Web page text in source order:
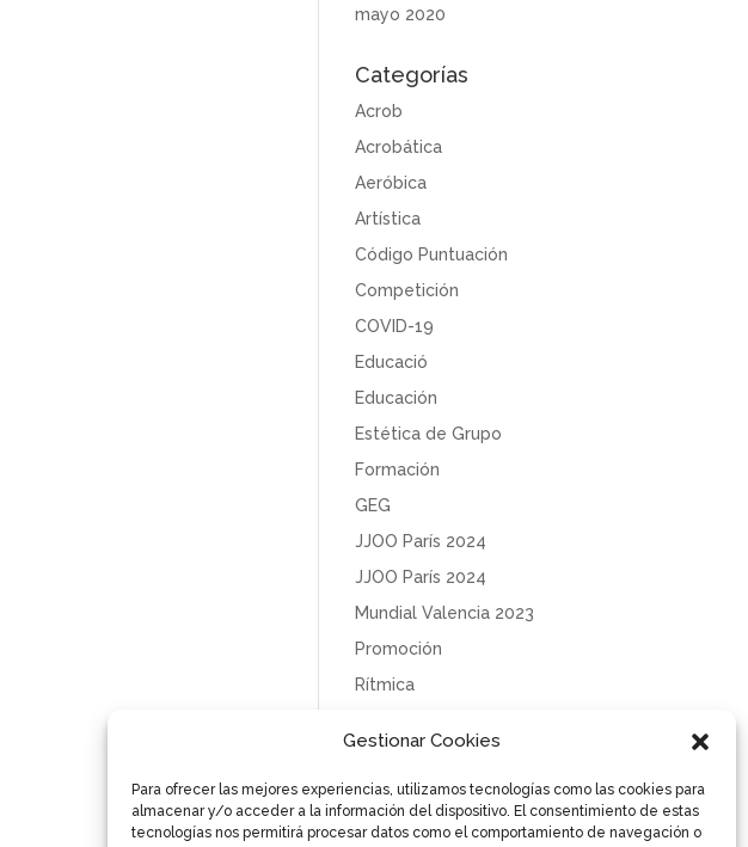
Gestionar Cookies
Para ofrecer las mejores experiencias, utilizamos tecnologías como las cookies para
almacenar y/o acceder a la información del dispositivo. El consentimiento de estas
tecnologías nos permitirá procesar datos como el comportamiento de navegación o
mayo 2020
Categorías
Acrob
Acrobática
Aeróbica
Artística
Código Puntuación
Competición
COVID-19
Educació
Educación
Estética de Grupo
Formación
GEG
JJOO París 2024
JJOO París 2024
Mundial Valencia 2023
Promoción
Rítmica
Tecnificación
Uncategorized